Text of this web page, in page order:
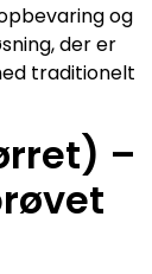
og
der er
traditionelt
–